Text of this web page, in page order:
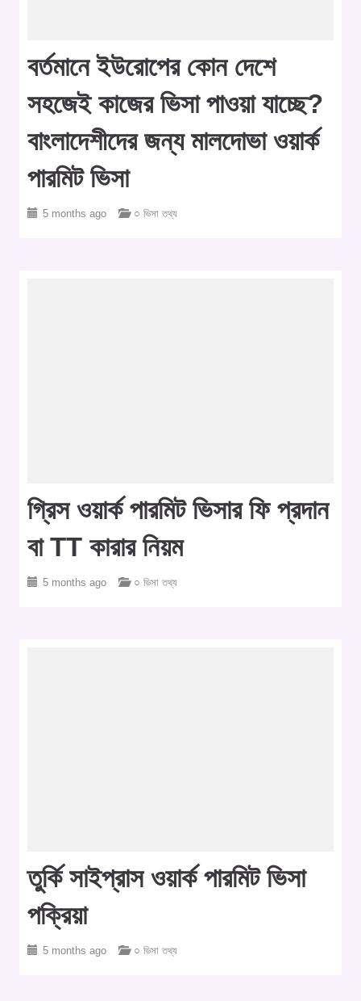
বর্তমানে ইউরোপের কোন দেশে
সহজেই কাজের ভিসা পাওয়া যাচ্ছে?
বাংলাদেশীদের জন্য মালদোভা ওয়ার্ক
পারমিট ভিসা
5 months ago ○ ভিসা তথ্য
গ্রিস ওয়ার্ক পারমিট ভিসার ফি প্রদান
বা TT কারার নিয়ম
5 months ago ○ ভিসা তথ্য
তুর্কি সাইপ্রাস ওয়ার্ক পারমিট ভিসা
পক্রিয়া
5 months ago ○ ভিসা তথ্য